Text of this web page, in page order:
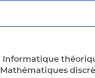
Informatique
Mathématiques